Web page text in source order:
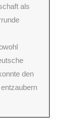
als
den